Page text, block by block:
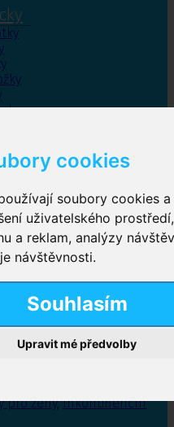
cookies
soubory cookies
uživatelského
a reklam, analýzy
návštěvnosti.
Souhlasím
Upravit mé předvolby
kalhotky
,Plenkové kalhotky
kalhotky dámské,
pro muže
pro ženy,Inkontinenční